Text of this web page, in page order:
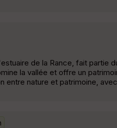
de la Rance, fait partie
la vallée et offre un
entre nature et patrimoine,